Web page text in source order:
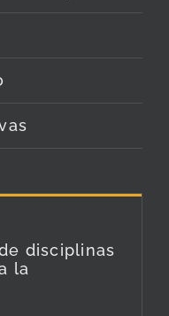
disciplinas
la